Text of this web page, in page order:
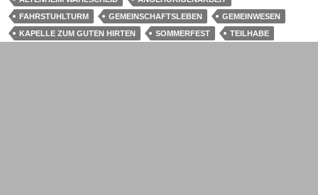
FAHRSTUHLTURM
GEMEINSCHAFTSLEBEN
GEMEINWESEN
KAPELLE ZUM GUTEN HIRTEN
SOMMERFEST TEILHABE